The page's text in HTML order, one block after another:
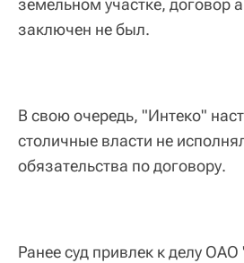
земельном участке, договор
заключен не был.
В свою очередь, "Интеко"
столичные власти не
обязательства по договору.
Ранее суд привлек к делу